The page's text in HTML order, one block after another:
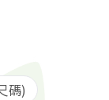
碼)